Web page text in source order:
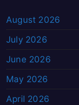
August 2026
July 2026
June 2026
May 2026
April 2026